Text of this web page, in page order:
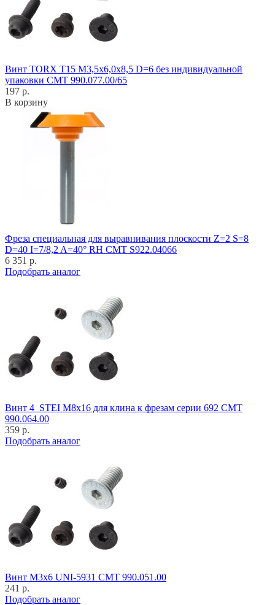
Винт TORX T15 M3,5x6,0x8,5 D=6 без индивидуальной
упаковки CMT 990.077.00/65
197 р.
В корзину
Фреза специальная для выравнивания плоскости Z=2 S=8
D=40 I=7/8,2 A=40° RH CMT S922.04066
6 351 р.
Подобрать аналог
Винт 4_STEI M8x16 для клина к фрезам серии 692 CMT
990.064.00
359 р.
Подобрать аналог
Винт M3x6 UNI-5931 CMT 990.051.00
241 р.
Подобрать аналог